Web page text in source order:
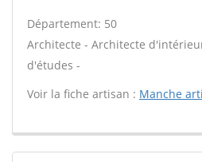
Département: 50
Architecte - Architecte
d'études -
Voir la fiche artisan : Manche